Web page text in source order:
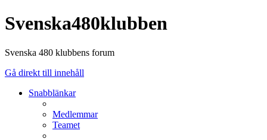
Svenska480klubben
Svenska 480 klubbens forum
Gå direkt till innehåll
Snabblänkar
Medlemmar
Teamet